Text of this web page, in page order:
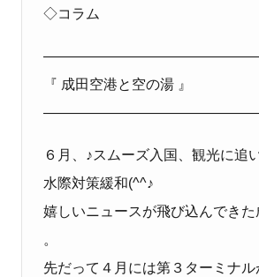
◇コラム
『 成田空港と空の湯 』
６月、♪スムーズ入国、観光に
水際対策緩和(^^♪
嬉しいニュースが飛び込んでき
。
先だって４月には第３ターミナル